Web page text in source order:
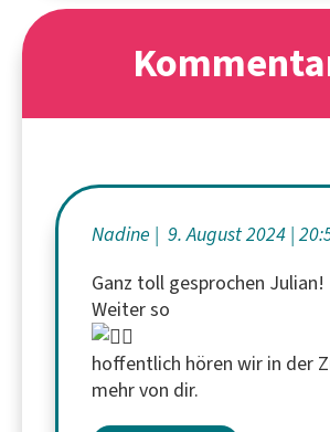
Nadine 9. August 2024
Ganz toll gesprochen Julian!
Weiter so
hoffentlich hören wir in der
mehr von dir.